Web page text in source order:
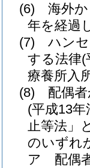
(6)
海外
年を経過
(7)
ハン
する法律(
療養所入
(8)
配偶
(平成13
止等法」
のいずれ
ア
配偶